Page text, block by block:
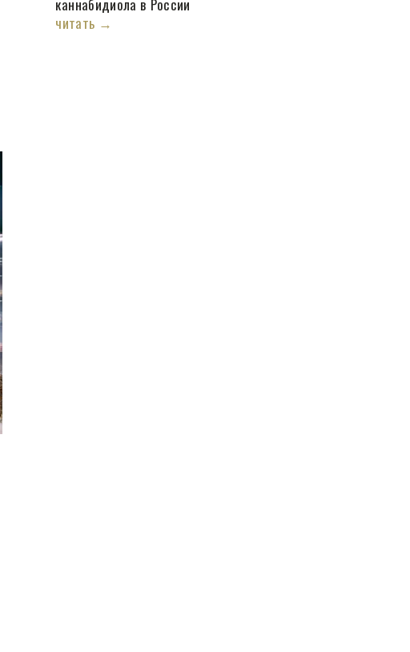
каннабидиола в России
читать →